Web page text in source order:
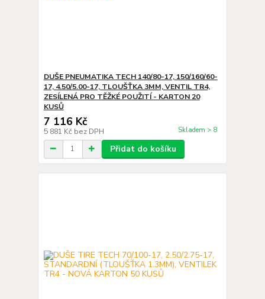
DUŠE PNEUMATIKA TECH 140/80-17, 150/160/60-
17, 4.50/5.00-17, TLOUŠŤKA 3MM, VENTIL TR4,
ZESÍLENÁ PRO TĚŽKÉ POUŽITÍ - KARTON 20
KUSŮ
7 116 Kč
5 881 Kč bez DPH Skladem > 8
Přidat do košíku